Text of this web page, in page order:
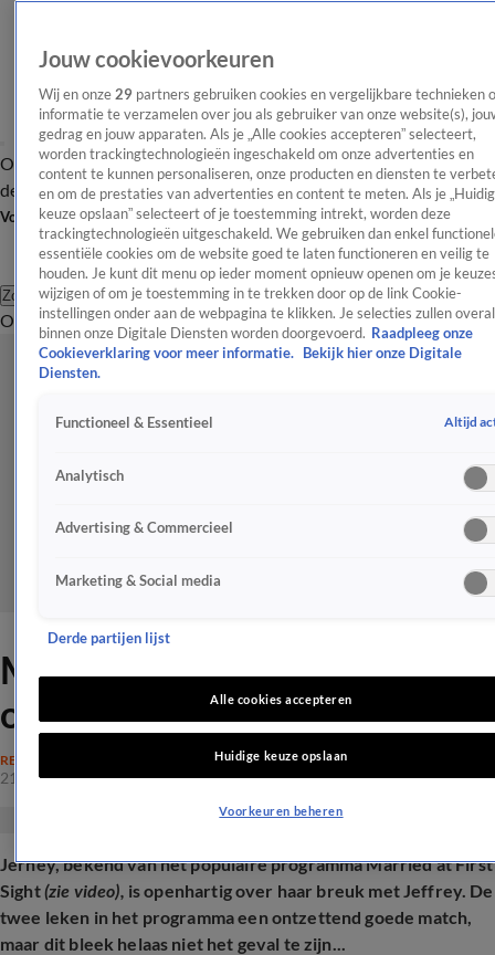
OverzichtAfleveringen Entertainment TV Algemeen
Tip
de redactieNieuwsbrief
Volg Shownieuws
Zoeken
OverzichtEntertainmentSpraakmakendRealityCrimeVideo's
MAFS-Jerney openhartig
over breuk
REALITY
21 mrt 2025, 16:31
Jerney, bekend van het populaire programma Married at First
Sight(zie video), is openhartig over haar breuk met Jeffrey. De
twee leken in het programma een ontzettend goede match,
maar dit bleek helaas niet het geval te zijn...
Jouw cookievoorkeuren
Wij en onze 29 partners gebruiken cookies en vergelijkbare technieken
informatie te verzamelen over jou als gebruiker van onze website(s),
gedrag en jouw apparaten. Als je „Alle cookies accepteren” selecteert,
worden trackingtechnologieën ingeschakeld om onze advertenties en
content te kunnen personaliseren, onze producten en diensten te
en om de prestaties van advertenties en content te meten. Als je
keuze opslaan” selecteert of je toestemming intrekt, worden deze
trackingtechnologieën uitgeschakeld. We gebruiken dan enkel
essentiële cookies om de website goed te laten functioneren en veilig te
houden. Je kunt dit menu op ieder moment opnieuw openen om je
wijzigen of om je toestemming in te trekken door op de link Cookie-
instellingen onder aan de webpagina te klikken. Je selecties zullen overal
binnen onze Digitale Diensten worden doorgevoerd. Raadpleeg onze
Cookieverklaring voor meer informatie.
Bekijk hier onze Digitale
Diensten.
Functioneel & Essentieel Altijd
Analytisch
Advertising & Commercieel
Marketing & Social media
Derde partijen lijst
Alle cookies accepteren
Huidige keuze opslaan
Voorkeuren beheren